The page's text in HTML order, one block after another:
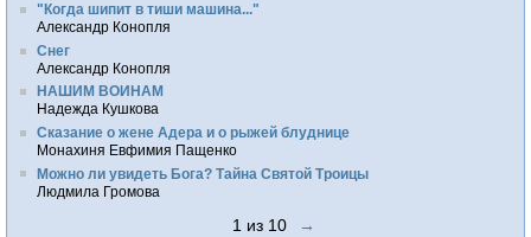
"Когда шипит в тиши машина..."
Александр Конопля
Снег
Александр Конопля
НАШИМ ВОИНАМ
Надежда Кушкова
Сказание о жене Адера и о рыжей блуднице
Монахиня Евфимия Пащенко
Можно ли увидеть Бога? Тайна Святой Троицы
Людмила Громова
1 из 10 →